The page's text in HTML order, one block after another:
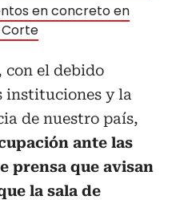
en concreto en
Corte
con el debido
instituciones y la
de nuestro país,
ante las
prensa que avisan
la sala de